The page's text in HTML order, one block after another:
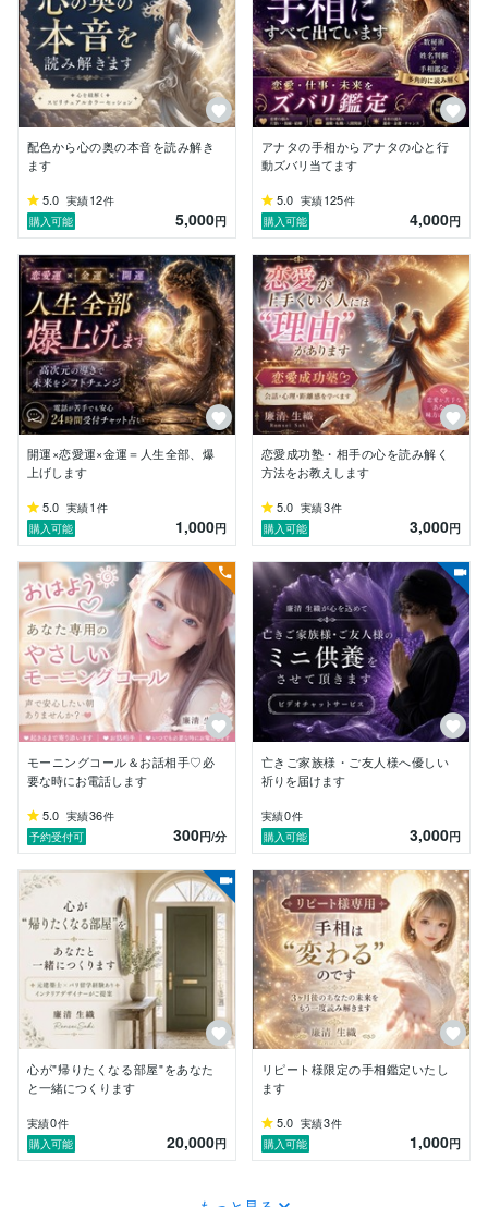
私は、DVやパワハラ、孤独な子育てなど
誰にも頼れず苦しんだ経験があります
先の見えない不安の中で
涙する日々もありました
だからこそ今、悩みや不安を抱える
あなたの気持ちに
心から寄り添うことができます
泣いてもいいよ…
うまく話せなくても大丈夫
まとまっていなくても
そのままで安心してください
あなたの想いを丁寧に受け止めながら
霊視・タロット・オラクルカードを通して
今のあなたに必要なメッセージを
優しくお伝えします
꒰ঌ┈┈┈┈┈┈┈┈┈┈┈┈┈┈┈໒꒱
【こんなお悩みに】
・片思い／復縁／複雑な恋愛
・既読無視や相手の本音が知りたい
・夫婦関係や心のすれ違い
・人間関係／家族／子育て
また、カラー心理学・子育てカウンセリング・
手相鑑定・命名判断・インテリアコーディネート
などの知識も活かします
心と環境の両面からサポートしております
どんなご相談も否定することはありません
あなたにとっての幸せな未来を
一緒に見つけていきましょう
「なんとなく気になった」
「この人なら話せそう」
その直感は、あなたの心からのサインです
あなたの未来は
ここから変えていくことができます
安心して、どんなことでもお話しください
秘密は必ずお守りします
あなたが少しでも心軽く
前を向けるように
心を込めてサポートいたします
今、話したいと思ったそのタイミングで
꒰ঌ┈┈┈┈┈┈┈┈┈┈┈┈┈┈┈໒꒱
ご相談内容はどんなことでも大丈夫です
ここでは安心してお話しいただけます
配色から心の奥の本音を読み解き
ます
5.0 実績12件
購入可能
5,000円
アナタの手相からアナタの心と行
動ズバリ当てます
5.0 実績125件
購入可能
4,000円
開運×恋愛運×金運＝人生全部、爆
上げします
5.0 実績1 件
購入可能
1,000円
恋愛成功塾・相手の心を読み解く
方法をお教えします
5.0 実績3件
購入可能
3,000円
モーニングコール＆お話相手♡必
要な時にお電話します
5.0 実績36件
予約受付可
300円/分
亡きご家族様・ご友人様へ優しい
祈りを届けます
実績0件
購入可能
3,000円
心が"帰りたくなる部屋"をあなた
と一緒につくります
実績0件
購入可能
20,000円
リピート様限定の手相鑑定いたし
ます
5.0 実績3件
購入可能
1,000円